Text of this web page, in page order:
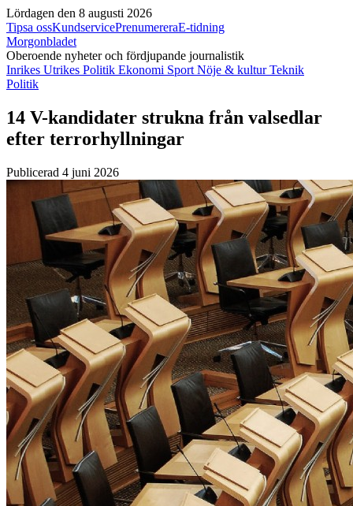
Lördagen den 8 augusti 2026
Tipsa ossKundservicePrenumereraE-tidning
Morgonbladet
Oberoende nyheter och fördjupande journalistik
Inrikes Utrikes Politik Ekonomi Sport Nöje & kulturTeknik
Politik
14 V-kandidater strukna från valsedlar
efter terrorhyllningar
Publicerad 4 juni 2026